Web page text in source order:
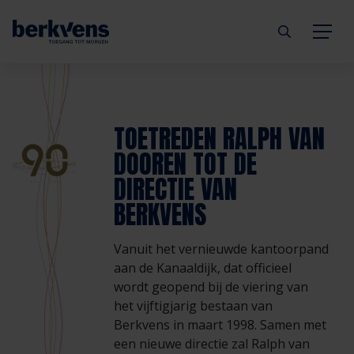
Terug
Deuren
Kozijnen
Hang- & sluitwerk
Diensten
Technische documentatie
Terug
Eengezinswoning
Meergezinswoning
Utiliteitsgebouw
Prefab woning
Terug
Aannemer
Architect
Projectontwikkelaar
Handelspartner
Terug
Inbraakwerend
Brandwerend
Rookwerend
Terug
mijndeur.nl
Webshop
Verkooppunten
Veelgestelde vragen
Terug
Organisatie
GND Garantiedeuren
Werken bij Berkvens
TOETREDEN RALPH VAN
DOOREN TOT DE
DIRECTIE VAN
BERKVENS
Vanuit het vernieuwde kantoorpand
aan de Kanaaldijk, dat officieel
wordt geopend bij de viering van
het vijftigjarig bestaan van
Berkvens in maart 1998. Samen met
een nieuwe directie zal Ralph van